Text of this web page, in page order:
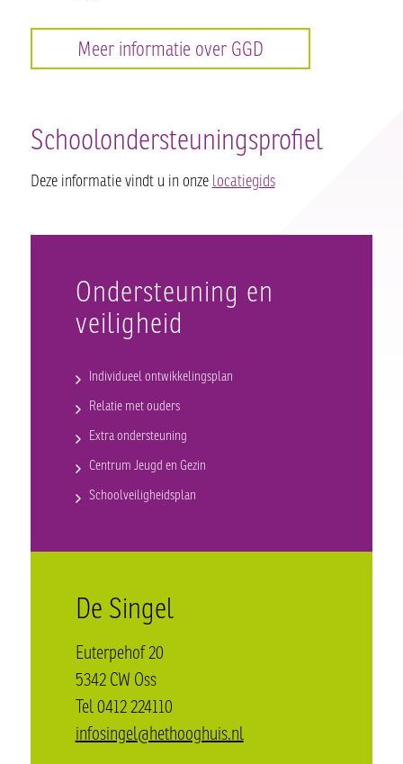
Meer informatie over GGD
Schoolondersteuningsprofiel
Deze informatie vindt u in onze locatiegids
Ondersteuning en
veiligheid
Individueel ontwikkelingsplan
Relatie met ouders
Extra ondersteuning
Centrum Jeugd en Gezin
Schoolveiligheidsplan
De Singel
Euterpehof 20
5342 CW Oss
Tel 0412 224110
infosingel@hethooghuis.nl